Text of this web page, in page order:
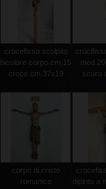
crocefisso scolpito
bicolore corpo cm.15
croce cm.37x19
scuro
corpo di cristo
romanico
dipinto a